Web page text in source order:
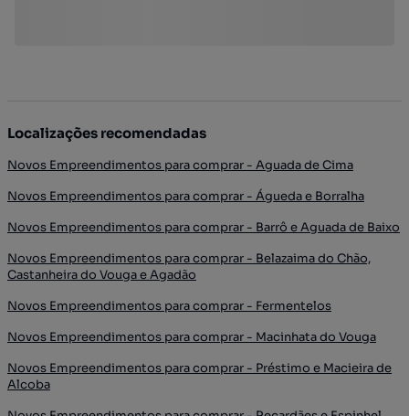
Localizações recomendadas
Novos Empreendimentos para comprar - Aguada de Cima
Novos Empreendimentos para comprar - Águeda e Borralha
Novos Empreendimentos para comprar - Barrô e Aguada de Baixo
Novos Empreendimentos para comprar - Belazaima do Chão,
Castanheira do Vouga e Agadão
Novos Empreendimentos para comprar - Fermentelos
Novos Empreendimentos para comprar - Macinhata do Vouga
Novos Empreendimentos para comprar - Préstimo e Macieira de
Alcoba